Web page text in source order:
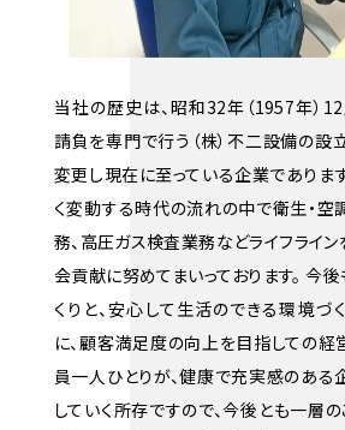
当社の歴史は、昭和32年（1957年）
請負を専門で行う（株）不二設備の設
変更し現在に至っている企業でありま
く変動する時代の流れの中で衛生・空
務、高圧ガス検査業務などライフライ
会貢献に努めてまいっております。 今
くりと、安心して生活のできる環境づ
に、顧客満足度の向上を目指しての経
員一人ひとりが、健康で充実感のある
していく所存ですので、今後とも一層